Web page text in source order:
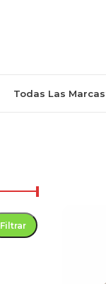
Todas Las Marcas
Filtrar